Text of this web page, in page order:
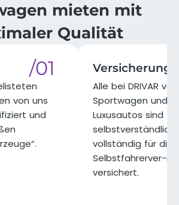
mieten mit
Qualität​
/01
von uns
und
Versicherung
Alle bei DRIVAR
Sportwagen und
Luxusautos sind
selbstverständlich
vollständig für die
Selbstfahrerver-
versichert.​